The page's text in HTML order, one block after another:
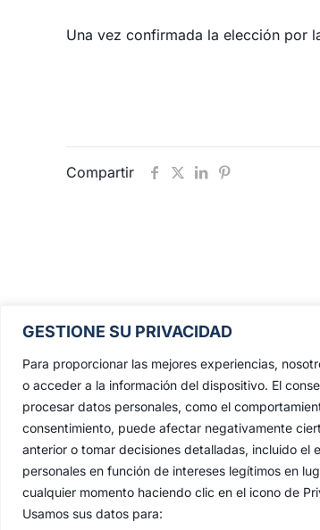
GESTIONE SU PRIVACIDAD
Para proporcionar las mejores experiencias,
o acceder a la información del dispositivo. El
procesar datos personales, como el
consentimiento, puede afectar negativamente
anterior o tomar decisiones detalladas, incluido
personales en función de intereses legítimos en
cualquier momento haciendo clic en el icono de
Usamos sus datos para:
Una vez confirmada la elección por
Compartir
Hermandad Sacramental
Nazarenos de Nuestro
Penas y María
Triunfo del Santo
Francisco de Paula y
Rufina.
Capilla: C. San
Casa Hermandad: C/ Jesús